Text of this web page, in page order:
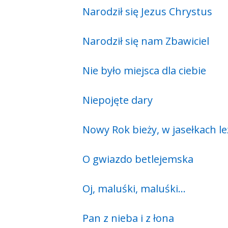
Narodził się Jezus Chrystus
Narodził się nam Zbawiciel
Nie było miejsca dla ciebie
Niepojęte dary
Nowy Rok bieży, w jasełkach
O gwiazdo betlejemska
Oj, maluśki, maluśki…
Pan z nieba i z łona